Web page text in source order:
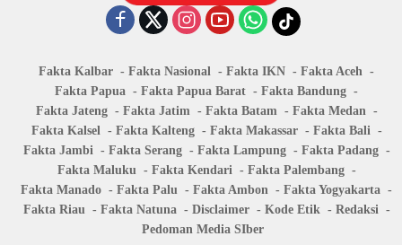
Fakta Kalbar Fakta Nasional Fakta IKN
Fakta Aceh
Fakta Papua
Fakta Papua Barat
Fakta Bandung
Fakta Jateng
Fakta Jatim Fakta Batam
Fakta Medan
Fakta Kalsel
Fakta Kalteng Fakta Makassar
Fakta Bali
Fakta Jambi
Fakta Serang Fakta Lampung
Fakta Padang
Fakta Maluku
Fakta Kendari
Fakta Palembang
Fakta Manado
Fakta Palu Fakta Ambon
Fakta Yogyakarta
Fakta Riau
Fakta Natuna Disclaimer Kode Etik
Redaksi
Pedoman Media SIber